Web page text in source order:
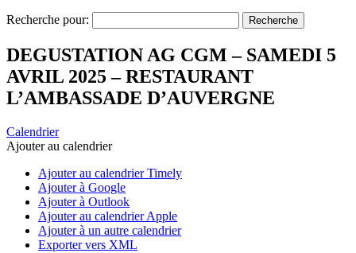
Recherche pour:
DEGUSTATION AG CGM – SAMEDI 5
AVRIL 2025 – RESTAURANT
L’AMBASSADE D’AUVERGNE
Calendrier
Ajouter au calendrier
Ajouter au calendrier Timely
Ajouter à Google
Ajouter à Outlook
Ajouter au calendrier Apple
Ajouter à un autre calendrier
Exporter vers XML